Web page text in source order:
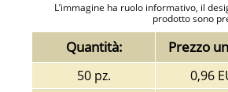
L’immagine ha ruolo informativo, il
prodotto sono
Quantità: Prezzo
50 pz. 0,96